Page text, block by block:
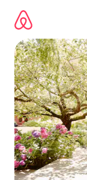
directement
contenu